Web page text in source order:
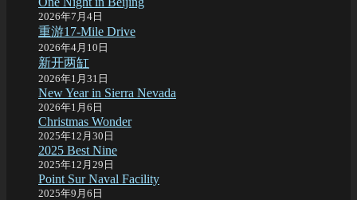
2026年7月4日
重游17-Mile Drive
2026年4月10日
新开两缸
2026年1月31日
New Year in Sierra Nevada
2026年1月6日
Christmas Wonder
2025年12月30日
2025 Best Nine
2025年12月29日
Point Sur Naval Facility
2025年9月6日